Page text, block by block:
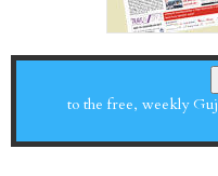
to the free, weekly